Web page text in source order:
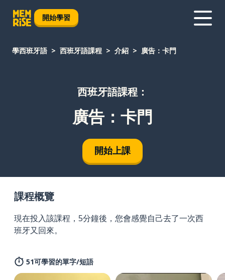
開始學習
學西班牙語 西班牙語課程 介紹 廣告：卡門
西班牙語課程：
廣告：卡門
開始上課
課程概覽
現在投入該課程，5分鐘後，您會感覺自己去了一次西
班牙又回來。
51可學習的單字/短語